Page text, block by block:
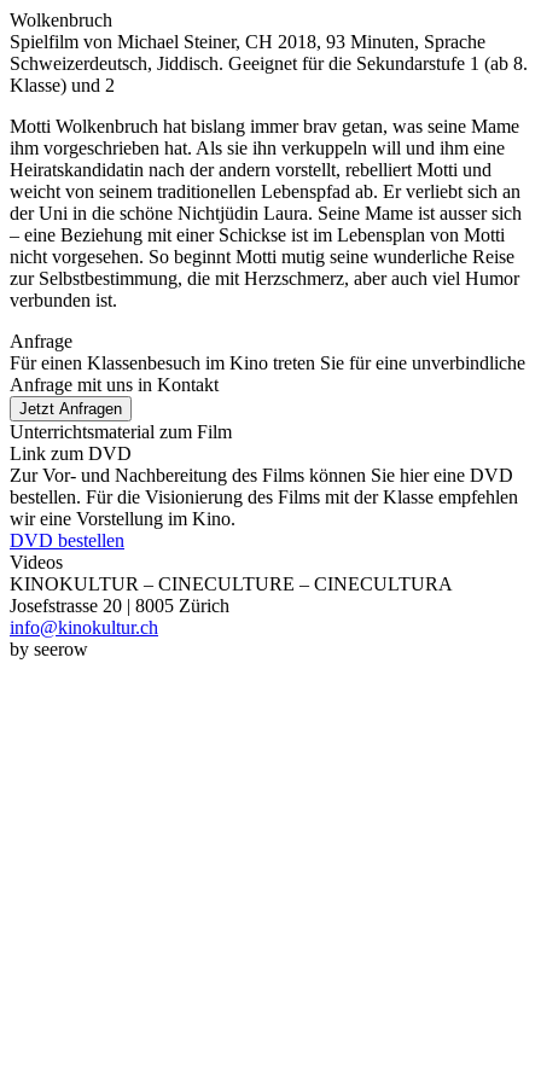
Wolken­bruch
Spielfilm von Michael Steiner, CH 2018, 93 Minuten, Sprache
Schweizerdeutsch, Jiddisch. Geeignet für die Sekundarstufe 1 (ab 8.
Klasse) und 2
Motti Wolkenbruch hat bislang immer brav getan, was seine Mame
ihm vorgeschrieben hat. Als sie ihn verkuppeln will und ihm eine
Heiratskandidatin nach der andern vorstellt, rebelliert Motti und
weicht von seinem traditionellen Lebenspfad ab. Er verliebt sich an
der Uni in die schöne Nichtjüdin Laura. Seine Mame ist ausser sich
– eine Beziehung mit einer Schickse ist im Lebensplan von Motti
nicht vorgesehen. So beginnt Motti mutig seine wunderliche Reise
zur Selbstbestimmung, die mit Herzschmerz, aber auch viel Humor
verbunden ist.
Anfrage
Für einen Klassenbesuch im Kino treten Sie für eine unverbindliche
Anfrage mit uns in Kontakt
Jetzt Anfragen
Unterrichtsmaterial zum Film
Link zum DVD
Zur Vor- und Nachbereitung des Films können Sie hier eine DVD
bestellen. Für die Visionierung des Films mit der Klasse empfehlen
wir eine Vorstellung im Kino.
DVD bestellen
Videos
KINOKULTUR – CINECULTURE – CINECULTURA
Josefstrasse 20 | 8005 Zürich
info@kinokultur.ch
by seerow